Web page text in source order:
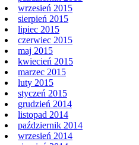
wrzesień 2015
sierpień 2015
lipiec 2015
czerwiec 2015
maj 2015
kwiecień 2015
marzec 2015
luty 2015
styczeń 2015
grudzień 2014
listopad 2014
październik 2014
wrzesień 2014